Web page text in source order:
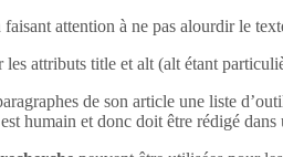
faisant attention à ne pas alourdir le
les attributs title et alt (alt étant
de son article une liste
humain et donc doit être rédigé